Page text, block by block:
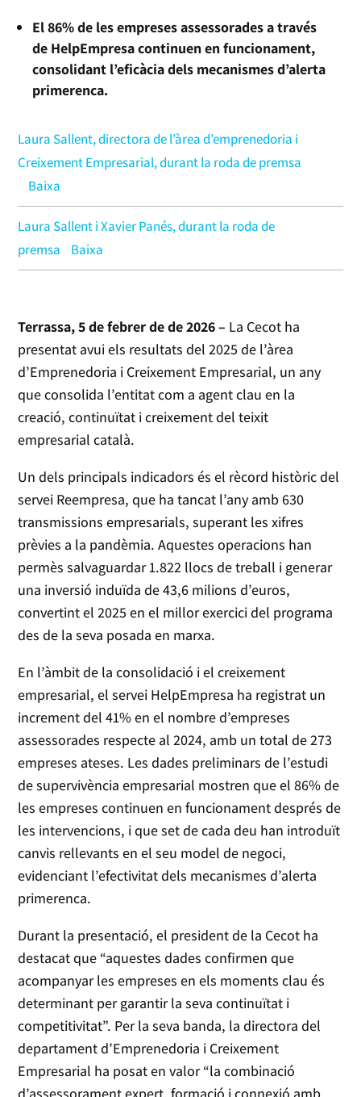
El 86% de les empreses assessorades a través
de HelpEmpresa continuen en funcionament,
consolidant l’eficàcia dels mecanismes d’alerta
primerenca.
Laura Sallent, directora de l’àrea d’emprenedoria i
Creixement Empresarial, durant la roda de premsa
Baixa
Laura Sallent i Xavier Panés, durant la roda de
premsa
Baixa
Terrassa, 5 de febrer de de 2026 – La Cecot ha
presentat avui els resultats del 2025 de l’àrea
d’Emprenedoria i Creixement Empresarial, un any
que consolida l’entitat com a agent clau en la
creació, continuïtat i creixement del teixit
empresarial català.
Un dels principals indicadors és el rècord històric del
servei Reempresa, que ha tancat l’any amb 630
transmissions empresarials, superant les xifres
prèvies a la pandèmia. Aquestes operacions han
permès salvaguardar 1.822 llocs de treball i generar
una inversió induïda de 43,6 milions d’euros,
convertint el 2025 en el millor exercici del programa
des de la seva posada en marxa.
En l’àmbit de la consolidació i el creixement
empresarial, el servei HelpEmpresa ha registrat un
increment del 41% en el nombre d’empreses
assessorades respecte al 2024, amb un total de 273
empreses ateses. Les dades preliminars de l’estudi
de supervivència empresarial mostren que el 86% de
les empreses continuen en funcionament després de
les intervencions, i que set de cada deu han introduït
canvis rellevants en el seu model de negoci,
evidenciant l’efectivitat dels mecanismes d’alerta
primerenca.
Durant la presentació, el president de la Cecot ha
destacat que “aquestes dades confirmen que
acompanyar les empreses en els moments clau és
determinant per garantir la seva continuïtat i
competitivitat”. Per la seva banda, la directora del
departament d’Emprenedoria i Creixement
Empresarial ha posat en valor “la combinació
d’assessorament expert, formació i connexió amb